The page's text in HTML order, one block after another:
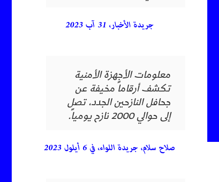
جريدة الأخبار، 31 آب 2023
معلومات الأجهزة الأمنية
تكشف أرقاماً مخيفة عن
جحافل النازحين الجدد، تصل
إلى حوالي 2000 نازح يومياً.
صلاح سلام، جريدة اللواء، في 6 أيلول 2023